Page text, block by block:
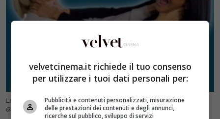
Le attrici Chiara Conti e Nina Soldano (Credits: Instagram
@chiaracontireal) – velvetcinema.it
velvetcinema.it richiede il tuo consenso
per utilizzare i tuoi dati personali per:
Pubblicità e contenuti personalizzati, misurazione
delle prestazioni dei contenuti e degli annunci,
ricerche sul pubblico, sviluppo di servizi